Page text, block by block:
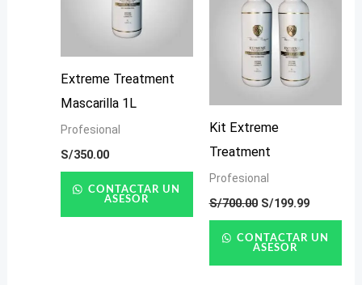
Extreme Treatment
Mascarilla 1L
Profesional
S/350.00
CONTACTAR UN
ASESOR
Kit Extreme
Treatment
Profesional
S/700.00 S/199.99
CONTACTAR UN
ASESOR